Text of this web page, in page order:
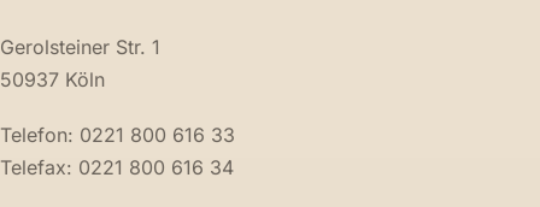
Gerolsteiner Str. 1
50937 Köln
Telefon: 0221 800 616 33
Telefax: 0221 800 616 34